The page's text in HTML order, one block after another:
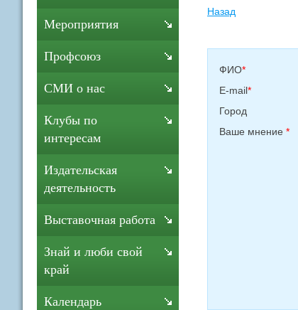
Назад
ФИО*
E-mail*
Город
Ваше мнение *
Мероприятия
Профсоюз
СМИ о нас
Клубы по
интересам
Издательская
деятельность
Выставочная работа
Знай и люби свой
край
Календарь